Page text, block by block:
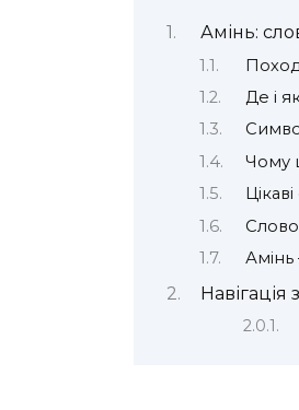
Амінь:
Де і
Чому
Слово
Навігація